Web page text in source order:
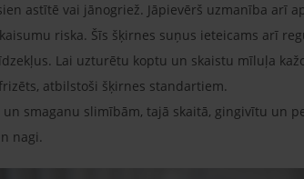
astītē vai jānogriež. Jāpievērš uzmanība arī
riska. Šīs šķirnes suņus ieteicams arī
Lai uzturētu koptu un skaistu mīluļa
atbilstoši šķirnes standartiem.
smaganu slimībām, tajā skaitā, gingivītu un
nagi.